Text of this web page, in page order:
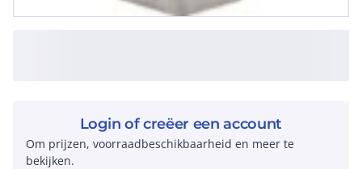
Login of creëer een account
Om prijzen, voorraadbeschikbaarheid en meer te
bekijken.